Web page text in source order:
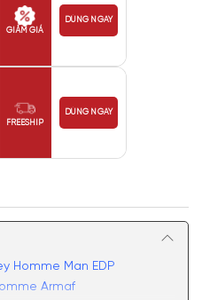
GIẢM GIÁ
DÙNG NGAY
FREESHIP
DÙNG NGAY
Homme Man EDP
Armaf